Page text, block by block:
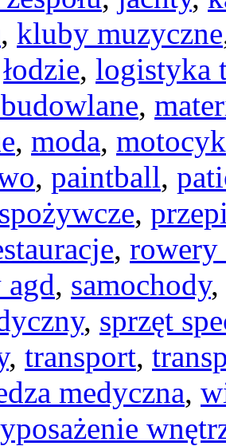
, kluby muzyczne
łodzie, logistyka
,
, moda,
, paintball,
,
, rowery
, samochody,
, sprzęt
, transport,
medyczna,